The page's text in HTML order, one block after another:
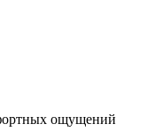
ощущений